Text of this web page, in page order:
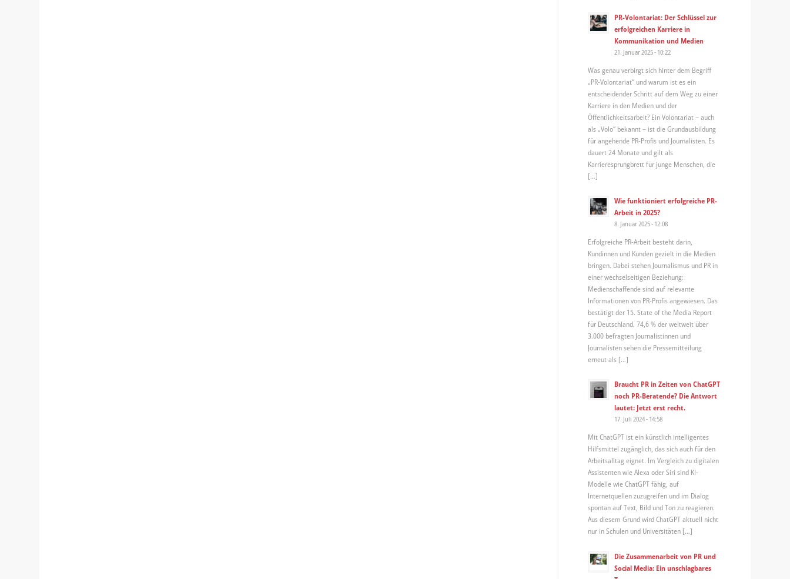
PR-Volontariat: Der Schlüssel zur
erfolgreichen Karriere in
Kommunikation und Medien
21. Januar 2025 - 10:22
Was genau verbirgt sich hinter dem Begriff
„PR-Volontariat“ und warum ist es ein
entscheidender Schritt auf dem Weg zu einer
Karriere in den Medien und der
Öffentlichkeitsarbeit? Ein Volontariat – auch
als „Volo“ bekannt – ist die Grundausbildung
für angehende PR-Profis und Journalisten. Es
dauert 24 Monate und gilt als
Karrieresprungbrett für junge Menschen, die
[…]
Wie funktioniert erfolgreiche PR-
Arbeit in 2025?
8. Januar 2025 - 12:08
Erfolgreiche PR-Arbeit besteht darin,
Kundinnen und Kunden gezielt in die Medien
bringen. Dabei stehen Journalismus und PR in
einer wechselseitigen Beziehung:
Medienschaffende sind auf relevante
Informationen von PR-Profis angewiesen. Das
bestätigt der 15. State of the Media Report
für Deutschland. 74,6 % der weltweit über
3.000 befragten Journalistinnen und
Journalisten sehen die Pressemitteilung
erneut als […]
Braucht PR in Zeiten von ChatGPT
noch PR-Beratende? Die Antwort
lautet: Jetzt erst recht.
17. Juli 2024 - 14:58
Mit ChatGPT ist ein künstlich intelligentes
Hilfsmittel zugänglich, das sich auch für den
Arbeitsalltag eignet. Im Vergleich zu digitalen
Assistenten wie Alexa oder Siri sind KI-
Modelle wie ChatGPT fähig, auf
Internetquellen zuzugreifen und im Dialog
spontan auf Text, Bild und Ton zu reagieren.
Aus diesem Grund wird ChatGPT aktuell nicht
nur in Schulen und Universitäten […]
Die Zusammenarbeit von PR und
Social Media: Ein unschlagbares